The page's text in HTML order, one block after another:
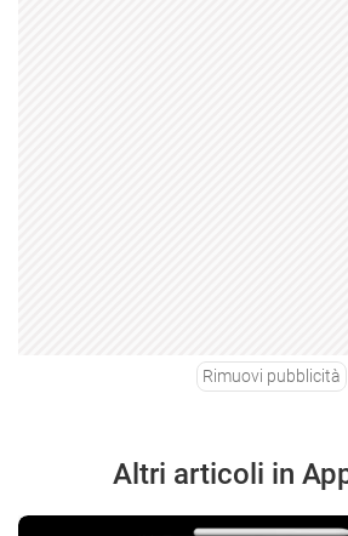
Rimuovi pubblicità
Altri articoli in